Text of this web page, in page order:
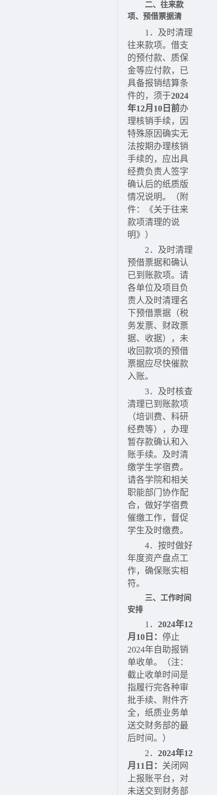
二、往来款
项、预借票据清
1． 及时清理
往来款项。借支
的预付款、质保
金等应付款，已
具备报销结算条
件的，须于2024
年12月10日前办
理核销手续，因
特殊原因确实无
法按期办理核销
手续的，应出具
经费负责人签字
确认后的纸质版
情况说明。（附
件：《关于往来
款项清理的说
明》）
2． 及时清理
预借票据和确认
已到账款项。请
各单位及项目负
责人及时清理名
下预借票据（税
务发票、财政票
据、收据），未
收回款项的预借
票据应尽快催款
入账。
3． 及时核查
清理已到账款项
（培训费、科研
经费等），办理
暂存款确认和入
账手续。及时清
缴学生学宿费。
请各学院和相关
职能部门协作配
合，做好学宿费
催缴工作，督促
学生及时缴费。
4． 按时做好
年度资产盘点工
作，确保账实相
符。
三、工作时间
安排
1． 2024年12
月10日 ： 停止
2024年自助报销
单收单。（注：
截止收单时间是
指履行完各种审
批手续、附件齐
全，纸质业务单
送交财务部的最
后时间。）
2． 2024年12
月11日 ： 关闭网
上报账平台，对
未送交到财务部